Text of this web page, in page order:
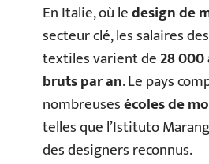
En Italie, où ledesign de
secteur clé, les salaires
textiles varient de28
bruts par an. Le pays
nombreusesécoles de
telles que l’Istituto
des designers reconnus.